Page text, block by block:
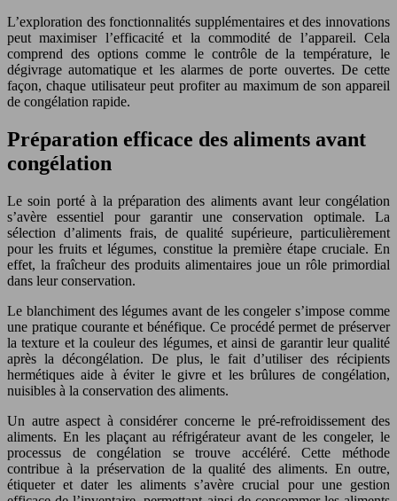
L’exploration des fonctionnalités supplémentaires et des innovations
peut maximiser l’efficacité et la commodité de l’appareil. Cela
comprend des options comme le contrôle de la température, le
dégivrage automatique et les alarmes de porte ouvertes. De cette
façon, chaque utilisateur peut profiter au maximum de son appareil
de congélation rapide.
Préparation efficace des aliments avant
congélation
Le soin porté à la préparation des aliments avant leur congélation
s’avère essentiel pour garantir une conservation optimale. La
sélection d’aliments frais, de qualité supérieure, particulièrement
pour les fruits et légumes, constitue la première étape cruciale. En
effet, la fraîcheur des produits alimentaires joue un rôle primordial
dans leur conservation.
Le blanchiment des légumes avant de les congeler s’impose comme
une pratique courante et bénéfique. Ce procédé permet de préserver
la texture et la couleur des légumes, et ainsi de garantir leur qualité
après la décongélation. De plus, le fait d’utiliser des récipients
hermétiques aide à éviter le givre et les brûlures de congélation,
nuisibles à la conservation des aliments.
Un autre aspect à considérer concerne le pré-refroidissement des
aliments. En les plaçant au réfrigérateur avant de les congeler, le
processus de congélation se trouve accéléré. Cette méthode
contribue à la préservation de la qualité des aliments. En outre,
étiqueter et dater les aliments s’avère crucial pour une gestion